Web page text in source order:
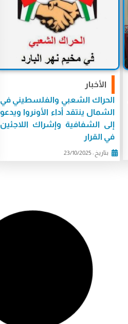
الأخبار
الحراك الشعبي والفلسطيني في
الشمال ينتقد أداء الأونروا ويدعو
إلى الشفافية وإشراك اللاجئين
في القرار
بتاريخ : 23/10/2025
لصراع تاريخي على هوية الأرض
الفلسطينية
بتاريخ : 23/10/2025